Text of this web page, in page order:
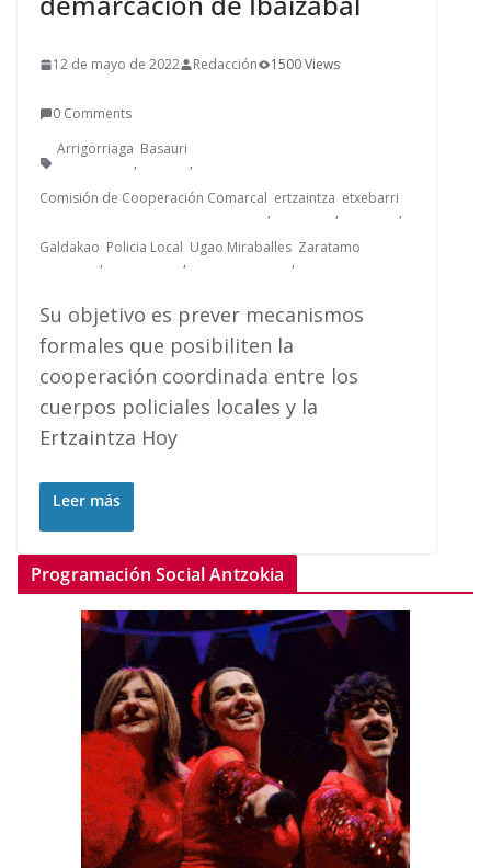
12 de mayo de 2022 Redacción 1500 Views
0 Comments
Arrigorriaga
,
Basauri
,
Comisión de Cooperación Comarcal
,
ertzaintza
,
etxebarri
,
Galdakao
,
Policia Local
,
Ugao Miraballes
,
Zaratamo
Su objetivo es prever mecanismos
formales que posibiliten la
cooperación coordinada entre los
cuerpos policiales locales y la
Ertzaintza Hoy
Leer más
Programación Social Antzokia